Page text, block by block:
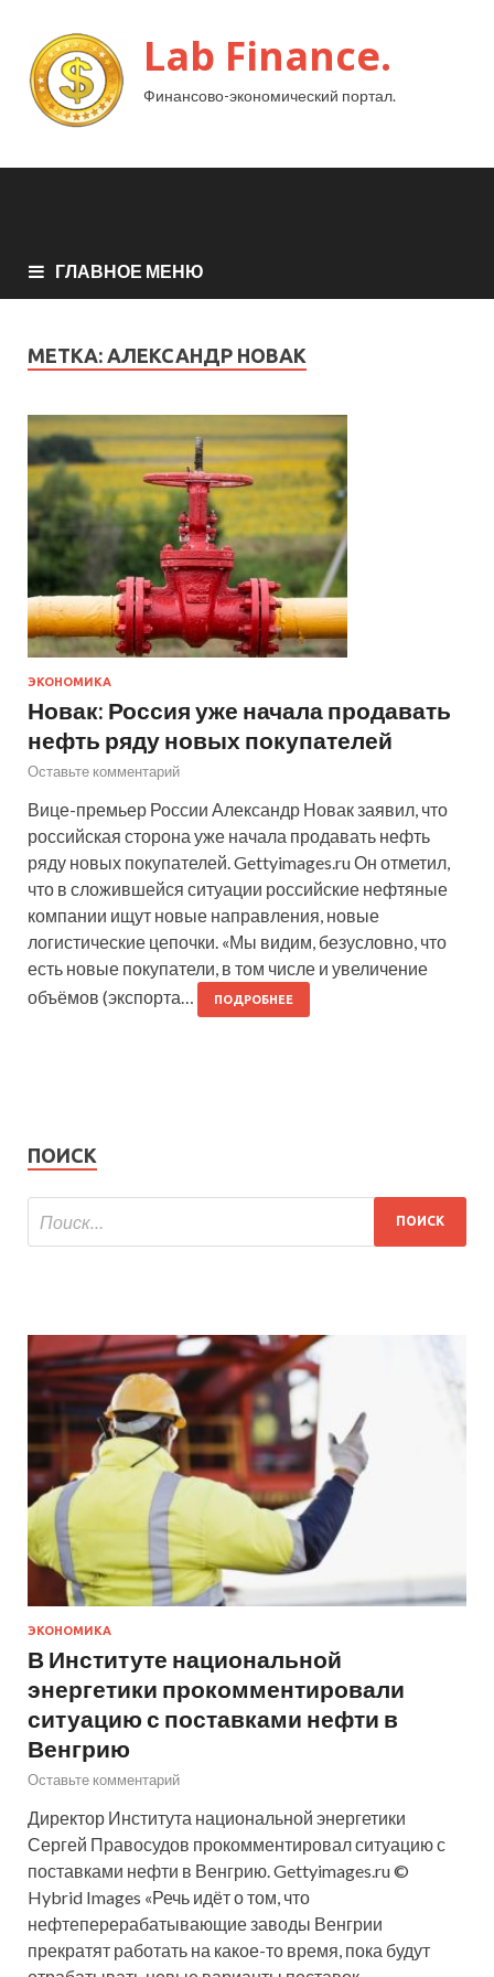
Lab Finance.
Финансово-экономический портал.
ГЛАВНОЕ МЕНЮ
МЕТКА: АЛЕКСАНДР НОВАК
ЭКОНОМИКА
Новак: Россия уже начала продавать
нефть ряду новых покупателей
Оставьте комментарий
Вице-премьер России Александр Новак заявил, что
российская сторона уже начала продавать нефть
ряду новых покупателей. Gettyimages.ru Он отметил,
что в сложившейся ситуации российские нефтяные
компании ищут новые направления, новые
логистические цепочки. «Мы видим, безусловно, что
есть новые покупатели, в том числе и увеличение
объёмов (экспорта…
ПОДРОБНЕЕ
ПОИСК
ЭКОНОМИКА
В Институте национальной
энергетики прокомментировали
ситуацию с поставками нефти в
Венгрию
Оставьте комментарий
Директор Института национальной энергетики
Сергей Правосудов прокомментировал ситуацию с
поставками нефти в Венгрию. Gettyimages.ru ©
Hybrid Images «Речь идёт о том, что
нефтеперерабатывающие заводы Венгрии
прекратят работать на какое-то время, пока будут